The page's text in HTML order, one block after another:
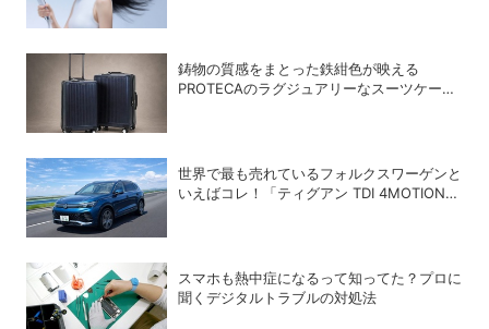
鋳物の質感をまとった鉄紺色が映える
PROTECAのラグジュアリーなスーツケース
世界で最も売れているフォルクスワーゲンと
いえばコレ！「ティグアン TDI 4MOTION
スマホも熱中症になるって知ってた？プロに
聞くデジタルトラブルの対処法